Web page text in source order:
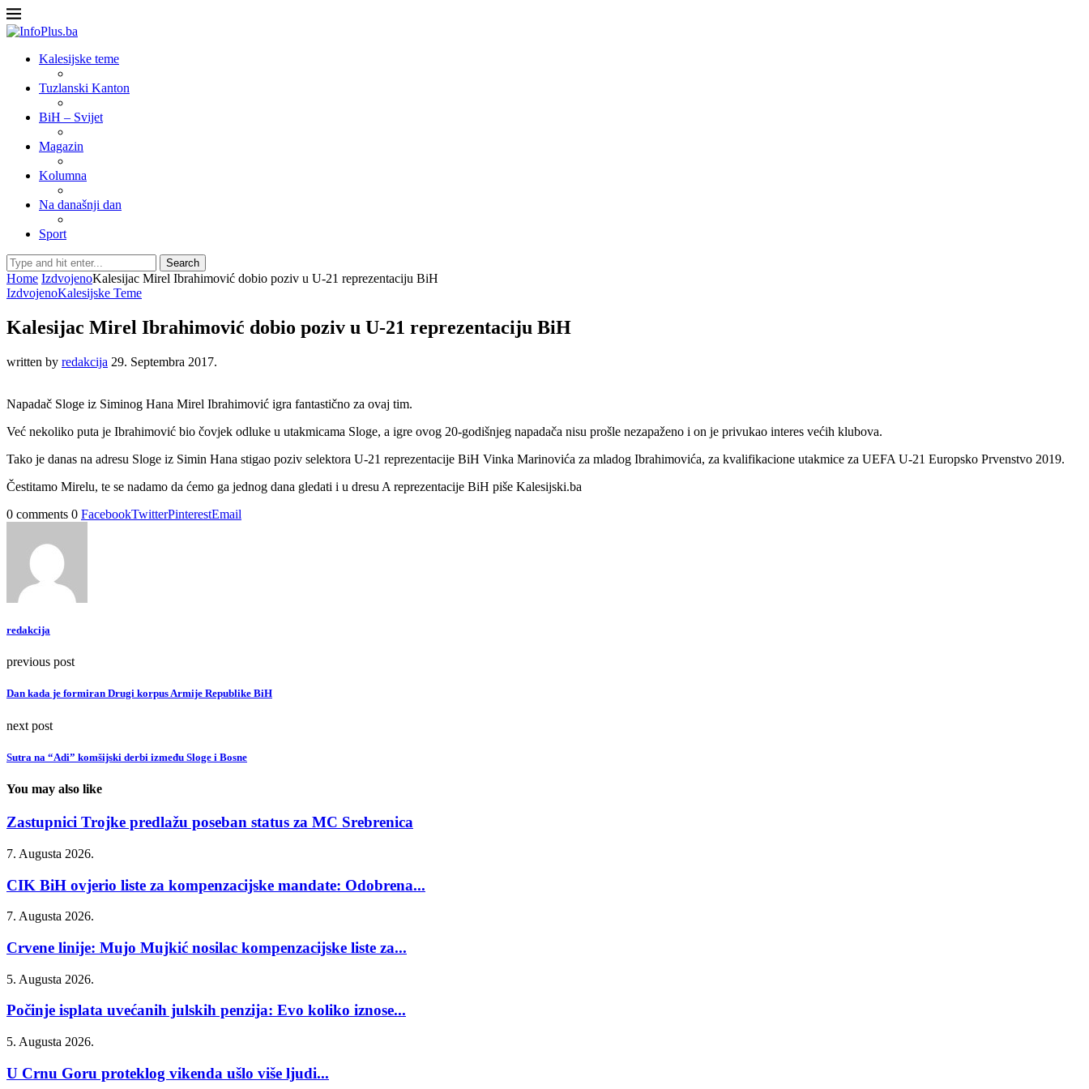
Kalesijske teme
Tuzlanski Kanton
BiH – Svijet
Magazin
Kolumna
Na današnji dan
Sport
Search
Home IzdvojenoKalesijac Mirel Ibrahimović dobio poziv u U-21 reprezentaciju BiH
IzdvojenoKalesijske Teme
Kalesijac Mirel Ibrahimović dobio poziv u U-21 reprezentaciju BiH
written by redakcija 29. Septembra 2017.
Napadač Sloge iz Siminog Hana Mirel Ibrahimović igra fantastično za ovaj tim.
Već nekoliko puta je Ibrahimović bio čovjek odluke u utakmicama Sloge, a igre ovog 20-godišnjeg napadača nisu prošle nezapaženo i on je privukao interes većih klubova.
Tako je danas na adresu Sloge iz Simin Hana stigao poziv selektora U-21 reprezentacije BiH Vinka Marinovića za mladog Ibrahimovića, za kvalifikacione utakmice za UEFA U-21 Europsko Prvenstvo 2019.
Čestitamo Mirelu, te se nadamo da ćemo ga jednog dana gledati i u dresu A reprezentacije BiH piše Kalesijski.ba
0 comments 0 FacebookTwitterPinterestEmail
redakcija
previous post
Dan kada je formiran Drugi korpus Armije Republike BiH
next post
Sutra na “Adi” komšijski derbi između Sloge i Bosne
You may also like
Zastupnici Trojke predlažu poseban status za MC Srebrenica
7. Augusta 2026.
CIK BiH ovjerio liste za kompenzacijske mandate: Odobrena...
7. Augusta 2026.
Crvene linije: Mujo Mujkić nosilac kompenzacijske liste za...
5. Augusta 2026.
Počinje isplata uvećanih julskih penzija: Evo koliko iznose...
5. Augusta 2026.
U Crnu Goru proteklog vikenda ušlo više ljudi...